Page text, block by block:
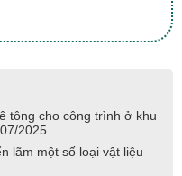
tông cho công trình ở khu
2025
lãm một số loại vật liệu